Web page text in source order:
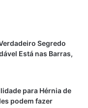
dor representa
também se
Segredo
Está nas Barras,
para Hérnia de
podem fazer